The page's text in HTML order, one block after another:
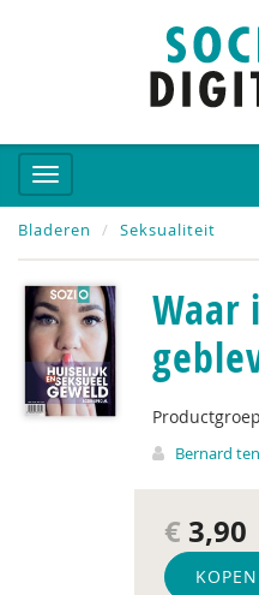
Bladeren Seksualiteit
Waar
Productgroep
Bernard
€ 3,90
KOPEN